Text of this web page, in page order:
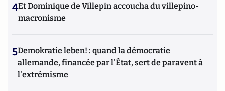
4Et Dominique de Villepin accoucha du villepino-
macronisme
5Demokratie leben! : quand la démocratie
allemande, financée par l'État, sert de paravent à
l'extrémisme